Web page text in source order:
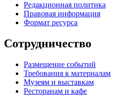
Редакционная политика
Правовая информация
Формат ресурса
Сотрудничество
Размещение событий
Требования к материалам
Музеям и выставкам
Ресторанам и кафе